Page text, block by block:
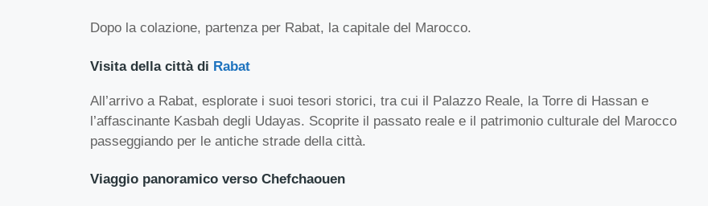
Dopo la colazione, partenza per Rabat, la capitale del Marocco.
Visita della città di Rabat
All’arrivo a Rabat, esplorate i suoi tesori storici, tra cui il Palazzo Reale, la Torre di Hassan e
l’affascinante Kasbah degli Udayas. Scoprite il passato reale e il patrimonio culturale del Marocco
passeggiando per le antiche strade della città.
Viaggio panoramico verso Chefchaouen